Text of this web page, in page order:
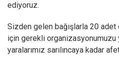
ediyoruz.
Sizden gelen bağışlarla 20 adet
için gerekli organizasyonumuzu
yaralarımız sarılıncaya kadar